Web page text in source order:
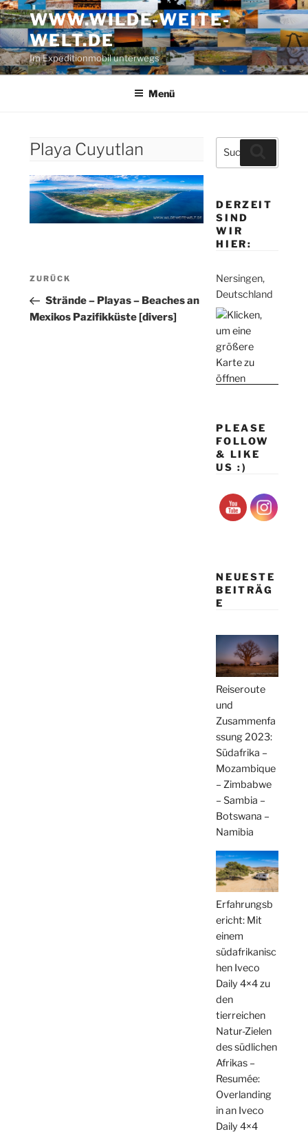
Zum
Inhalt
springen
WWW.WILDE-WEITE-
WELT.DE
Im Expeditionmobil unterwegs
Menü
Playa Cuyutlan
Beitragsnavigation
Vorheriger
Beitrag
ZURÜCK
Strände – Playas – Beaches an
Mexikos Pazifikküste [divers]
Suche
nach:
DERZEIT
SIND
WIR
HIER:
Nersingen,
Deutschland
PLEASE
FOLLOW
& LIKE
US :)
NEUESTE
BEITRÄG
E
Reiseroute
und
Zusammenfa
ssung 2023:
Südafrika –
Mozambique
– Zimbabwe
– Sambia –
Botswana –
Namibia
Erfahrungsb
ericht: Mit
einem
südafrikanisc
hen Iveco
Daily 4×4 zu
den
tierreichen
Natur-Zielen
des südlichen
Afrikas –
Resumée:
Overlanding
in an Iveco
Daily 4×4